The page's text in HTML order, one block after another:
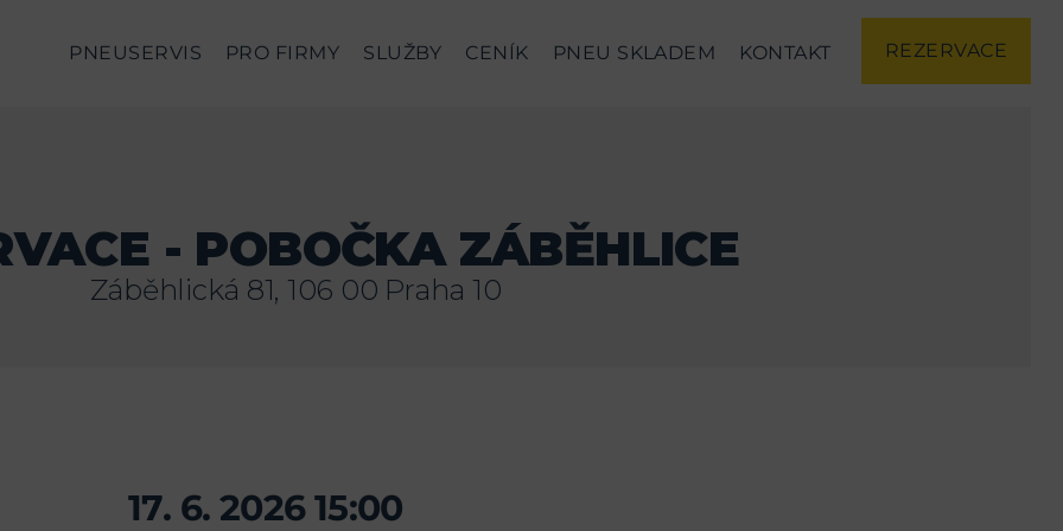
PNEUSERVIS PRO FIRMY SLUŽBY CENÍK PNEU SKLADEM KONTAKT REZERVACE
- POBOČKA ZÁBĚHLICE
Záběhlická 81, 106 00 Praha 10
17. 6. 2026 15:00